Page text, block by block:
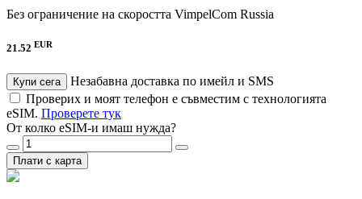
Без ограничение на скоростта VimpelCom Russia
21.52 EUR
Купи сега
Незабавна доставка по имейл и SMS
Проверих и моят телефон е съвместим с технологията
eSIM. Проверете тук
От колко eSIM-и имаш нужда?
Плати с карта